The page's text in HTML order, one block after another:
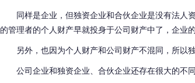
同样是企业，但独资企业和合伙企业是没有法人
的管理者的个人财产早就投身于公司财产中了，企业
另外，也因为个人财产和公司财产不混同，所以
公司企业和独资企业、合伙企业还存在很大的不同